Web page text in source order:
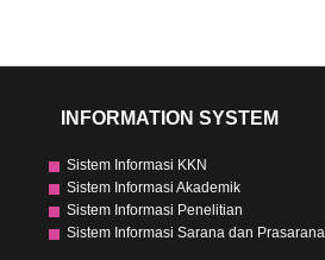
INFORMATION SYSTEM
Sistem Informasi KKN
Sistem Informasi Akademik
Sistem Informasi Penelitian
Sistem Informasi Sarana dan Prasarana